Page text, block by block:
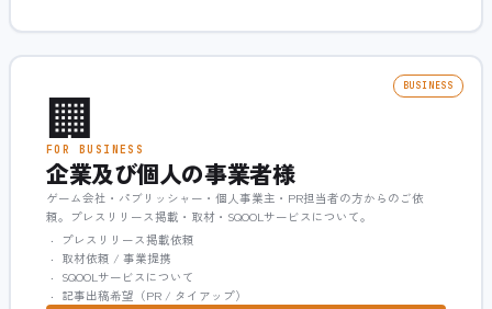
BUSINESS
🏢
FOR BUSINESS
企業及び個人の事業者様
ゲーム会社・パブリッシャー・個人事業主・PR担当者の方からのご依
頼。プレスリリース掲載・取材・SQOOLサービスについて。
プレスリリース掲載依頼
取材依頼 / 事業提携
SQOOLサービスについて
記事出稿希望（PR / タイアップ）